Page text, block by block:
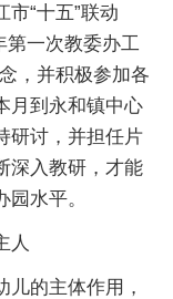
“十五”联动
第一次教委办工
，并积极参加各
月到永和镇中心
研讨，并担任片
深入教研，才能
水平。
人
的主体作用，